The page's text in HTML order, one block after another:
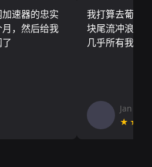
速器的忠实
，然后给我
我打算去葡萄
块尾流冲浪板
几乎所有我需
Jan V